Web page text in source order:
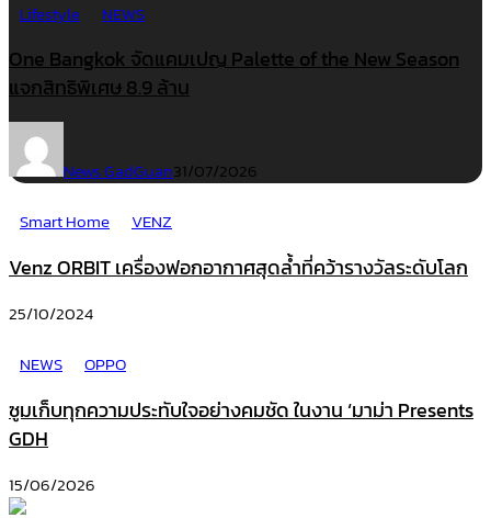
Lifestyle NEWS
One Bangkok จัดแคมเปญ Palette of the New Season
แจกสิทธิพิเศษ 8.9 ล้าน
News GadGuan31/07/2026
Smart Home
VENZ
Venz ORBIT เครื่องฟอกอากาศสุดล้ำที่คว้ารางวัลระดับโลก
25/10/2024
NEWS
OPPO
ซูมเก็บทุกความประทับใจอย่างคมชัด ในงาน ‘มาม่า Presents
GDH
15/06/2026